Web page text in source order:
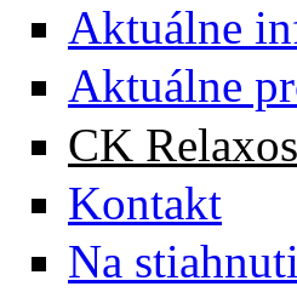
Aktuálne
Aktuálne
CK Relaxos
Kontakt
Na